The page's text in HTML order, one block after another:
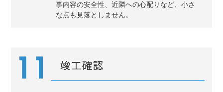
事内容の安全性、近隣への心配りなど、小さ
な点も見落としません。